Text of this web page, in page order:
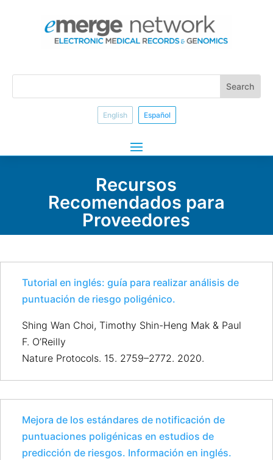
English Español
Recursos
Recomendados para
Proveedores
Tutorial en inglés: guía para realizar análisis de
puntuación de riesgo poligénico.
Shing Wan Choi, Timothy Shin-Heng Mak & Paul
F. O’Reilly
Nature Protocols. 15. 2759–2772. 2020.
Mejora de los estándares de notificación de
puntuaciones poligénicas en estudios de
predicción de riesgos. Información en inglés.